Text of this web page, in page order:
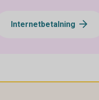
Internetbetalning